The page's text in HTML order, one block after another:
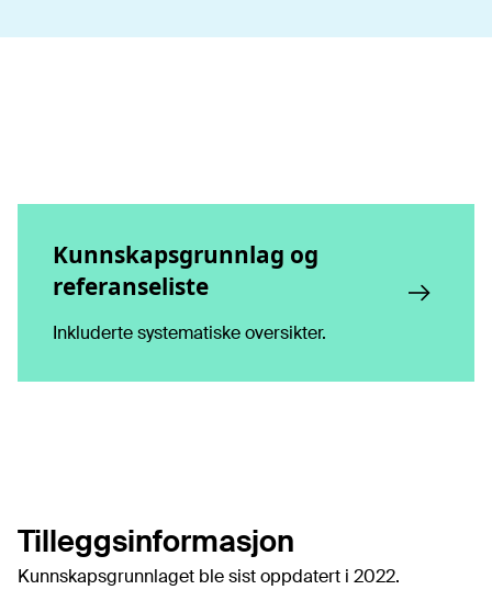
Kunnskapsgrunnlag og
referanseliste
Inkluderte systematiske oversikter.
Tilleggsinformasjon
Kunnskapsgrunnlaget ble sist oppdatert i 2022.